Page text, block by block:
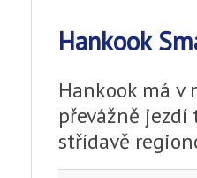
Hankook
Hankook má v
převážně
střídavě